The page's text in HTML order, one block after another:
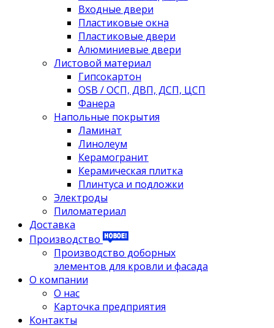
Входные двери
Пластиковые окна
Пластиковые двери
Алюминиевые двери
Листовой материал
Гипсокартон
OSB / ОСП, ДВП, ДСП, ЦСП
Фанера
Напольные покрытия
Ламинат
Линолеум
Керамогранит
Керамическая плитка
Плинтуса и подложки
Электроды
Пиломатериал
Доставка
Производство
Производство доборных
элементов для кровли и фасада
О компании
О нас
Карточка предприятия
Контакты